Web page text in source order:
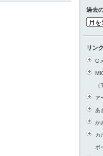
過去
過
去
の
記
事
リンク
G
ア
あ
か
カ
ポ